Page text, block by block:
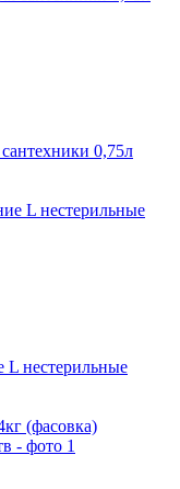
0,75л
нестерильные